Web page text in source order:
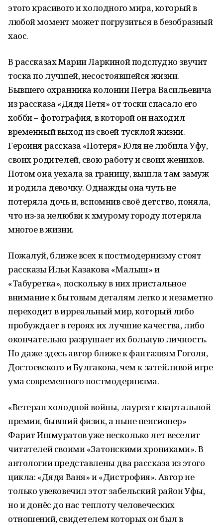
этого красивого и холодного мира, который в
любой момент может погрузиться в безобразный
хаос.
В рассказах Марии Ларкиной подспудно звучит
тоска по лучшей, несостоявшейся жизни.
Бывшего охранника колонии Петра Васильевича
из рассказа «Дядя Петя» от тоски спасало его
хобби – фотография, в которой он находил
временный выход из своей тусклой жизни.
Героиня рассказа «Потеря» Юля не любила Уфу,
своих родителей, свою работу и своих женихов.
Потом она уехала за границу, вышла там замуж
и родила девочку. Однажды она чуть не
потеряла дочь и, вспомнив своё детство, поняла,
что из-за нелюбви к хмурому городу потеряла
многое в жизни.
Пожалуй, ближе всех к постмодернизму стоят
рассказы Ильи Казакова «Малыш» и
«Табуретка», поскольку в них пристальное
внимание к бытовым деталям легко и незаметно
переходит в ирреальный мир, который либо
пробуждает в героях их лучшие качества, либо
окончательно разрушает их больную личность.
Но даже здесь автор ближе к фантазиям Гоголя,
Достоевского и Булгакова, чем к затейливой игре
ума современного постмодернизма.
«Ветеран холодной войны, лауреат квартальной
премии, бывший физик, а ныне пенсионер»
Фарит Ишмуратов уже несколько лет веселит
читателей своими «Затонскими хрониками». В
антологии представлены два рассказа из этого
цикла: «Дядя Ваня» и «Дистрофия». Автор не
только увековечил этот забельский район Уфы,
но и донёс до нас теплоту человеческих
отношений, свидетелем которых он был в